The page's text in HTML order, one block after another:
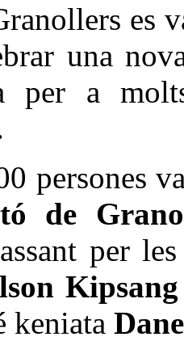
es
una
per a
persones
de
per
keniata